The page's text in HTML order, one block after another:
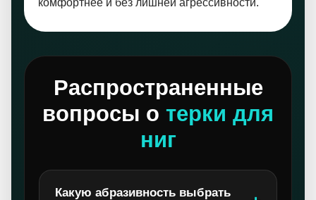
комфортнее и без лишней агрессивности.
Распространенные
вопросы о терки для
ниг
Какую абразивность выбрать